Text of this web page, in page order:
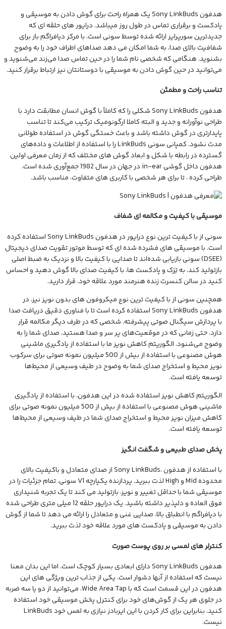
هدفون Sony LinkBuds یک همراه راحت برای گوش دادن به موسیقی و
پادکست و برقراری تماس در طول روز میباشد. درایور های حلقه ای که
جدیدترین سورپرایز ارائه شده توسط سونی است، با مرکز دیافراگم باز برای
شفافیت بالای صدا، به شما امکان می دهد صداهای اطراف خود را به وضوح
بشنوید. هنگامی که شخصی نام شما را در حین تماس صدا می‌زند می‌شنوید و
می‌توانید در حین گوش دادن به موسیقی با دوستانتان نیز ارتباط برقرار کنید.
تناسب راحت و مطمئن
هدفون Sony LinkBuds شکلی را که کاملاً با گوش انسان مطابقت دارد با
طراحی نوآورانه و جدید و البته کاملا ارگونومیک ترکیب می‌کند تا تناسب
پایدارتری در گوش داشته باشد و باعث خستگی گوش در استفاده طولانی
مدت نشود. کمپانی سونی LinkBuds را با استفاده از اطلاعات و داده‌های
گسترده در رابطه با شکل و ابعاد گوش های مختلف که از زمان معرفی اولین
هدفون داخل گوشی in-ear در جهان در سال 1982 جمع‌آوری شده است،
طراحی کرده‌ ، تا برای هر شخصی با کاربری های متفاوت، مناسب باشد.
موسیقی با کیفیت و مکالمه ای شفاف
سونی از با کیفیت ترین نوع درایور در هدفون Sony LinkBuds استفاده کرده
است. با موسیقی های فشرده شده ای که توسط موتور تقویت صدای دیجیتال
(DSEE) سونی بازیابی شده‌اند تا صدایی با کیفیت بالا و نزدیک به ضبط اصلی
بازتولید کند، به تِرَک و پادکست ها، با کیفیت صدای بالا گوش دهید و احساس
کنید در سالن کنسرت زنده هنرمند مورد علاقه خود، قرار دارید.
همچنین سونی از با کیفیت ترین نوع میکروفون های بدون نویز نیز، در
هدفون Sony LinkBuds استفاده کرده است تا با فناوری دقیق دریافت صدا
با پردازش سیگنال صوتی پیشرفته، شخصی که در طرف دیگر مکالمه قرار
دارد، حتی زمانی که در موقعیت‌های پر سر و صدا هستید، صدای شما را به
وضوح می‌شنود. الگوریتم کاهش نویز ما با استفاده از یادگیری ماشینی
هوش مصنوعی با استفاده از بیش از 500 میلیون نمونه صوتی برای سرکوب
نویز محیط و استخراج صدای شما به وضوح در طیف وسیعی از محیط‌ها
توسعه یافته است.
الگوریتم کاهش نویز استفاده شده در این هدفون، با استفاده از یادگیری
ماشینی هوش مصنوعی با استفاده از بیش از 500 میلیون نمونه صوتی برای
کاهش میزان نویز محیط و استخراج صدای شما در طیف وسیعی از محیط‌ها
توسعه یافته است.
پخش صدای طبیعی و شگفت انگیز
با استفاده از هدفون ،Sony LinkBuds از صدای متعادل و باکیفیت بالای
محدوده Mid و High لذت ببرید. پردازنده یکپارچه V1 سونی، تمام جزئیات را در
موسیقی شما با حداقل تغییر و نویز، بازتولید می کند تا یک تجربه شنیداری
فوق العاده و دلپذیر داشته باشید. یک درایور حلقه 12 میلی متری طراحی شده
با دیافراگم با انطباق بالا، صدایی غنی و متعادل را ارائه می دهد تا شما از گوش
دادن به موسیقی و پادکست های مورد علاقه خود لذت ببرید.
کنترلر های لمسی بر روی پوست صورت
هدفون Sony LinkBuds دارای ابعادی بسیار کوچک است. اما این بدان معنا
نیست که استفاده از آنها دشوار است. یکی از جذاب ترین ویژگی های این
هدفون در این قسمت است که با Wide Area Tap، می‌توانید از دو یا سه ضربه
در جلوی هر یک از گوش‌های خود برای کنترل پخش موسیقی خود استفاده
کنید، بنابراین برای کار کردن با این ایربادز نیازی به لمس خود LinkBuds
نیست.